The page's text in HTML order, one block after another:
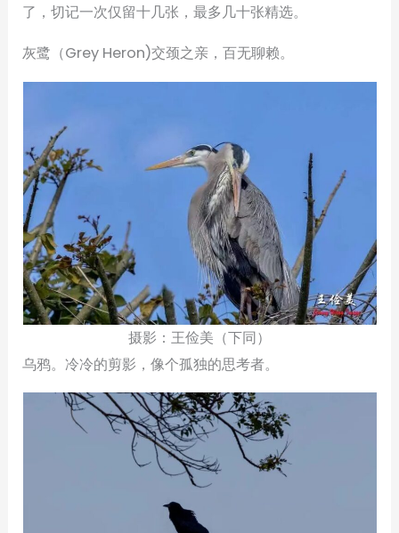
了，切记一次仅留十几张，最多几十张精选。
灰鹭（Grey Heron)交颈之亲，百无聊赖。
摄影：王俭美（下同）
乌鸦。冷冷的剪影，像个孤独的思考者。